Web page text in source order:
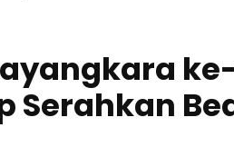
Serahkan